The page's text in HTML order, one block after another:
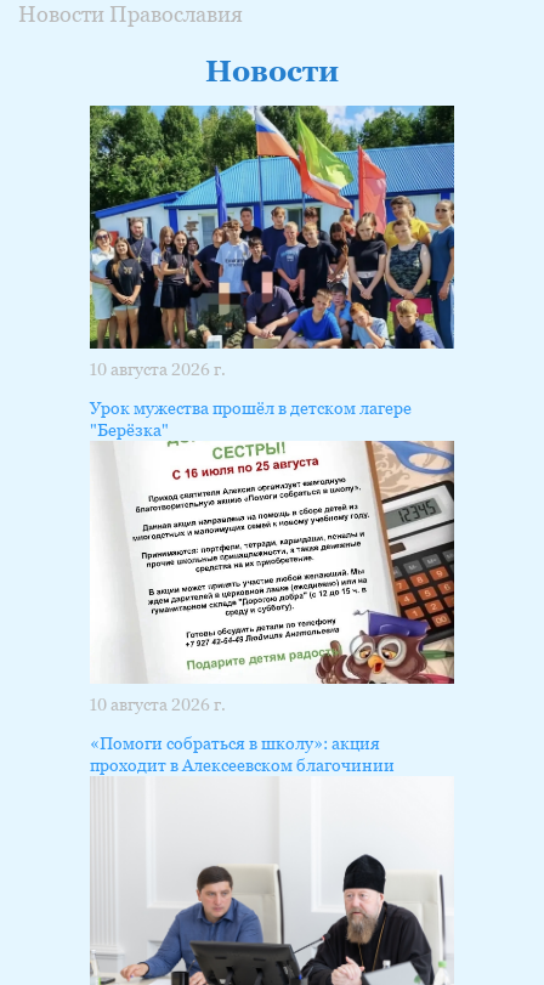
Новости Православия
Новости
10 августа 2026 г.
Урок мужества прошёл в детском лагере
"Берёзка"
10 августа 2026 г.
«Помоги собраться в школу»: акция
проходит в Алексеевском благочинии